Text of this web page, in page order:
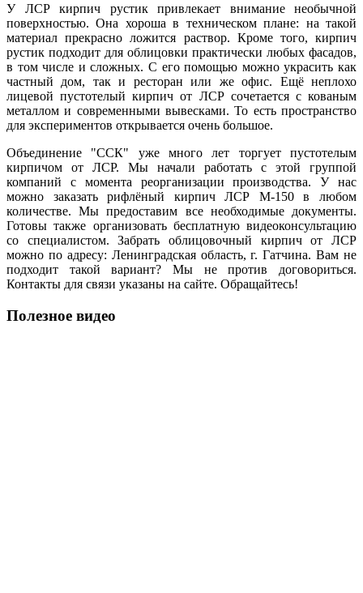
У ЛСР кирпич рустик привлекает внимание необычной
поверхностью. Она хороша в техническом плане: на такой
материал прекрасно ложится раствор. Кроме того, кирпич
рустик подходит для облицовки практически любых фасадов,
в том числе и сложных. С его помощью можно украсить как
частный дом, так и ресторан или же офис. Ещё неплохо
лицевой пустотелый кирпич от ЛСР сочетается с кованым
металлом и современными вывесками. То есть пространство
для экспериментов открывается очень большое.
Объединение "ССК" уже много лет торгует пустотелым
кирпичом от ЛСР. Мы начали работать с этой группой
компаний с момента реорганизации производства. У нас
можно заказать рифлёный кирпич ЛСР М-150 в любом
количестве. Мы предоставим все необходимые документы.
Готовы также организовать бесплатную видеоконсультацию
со специалистом. Забрать облицовочный кирпич от ЛСР
можно по адресу: Ленинградская область, г. Гатчина. Вам не
подходит такой вариант? Мы не против договориться.
Контакты для связи указаны на сайте. Обращайтесь!
Полезное видео